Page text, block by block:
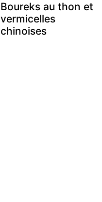
Boureks au thon et
vermicelles
chinoises